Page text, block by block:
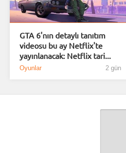
GTA 6'nın detaylı tanıtım
videosu bu ay Netflix'te
yayınlanacak: Netflix tari...
Oyunlar 2 gün